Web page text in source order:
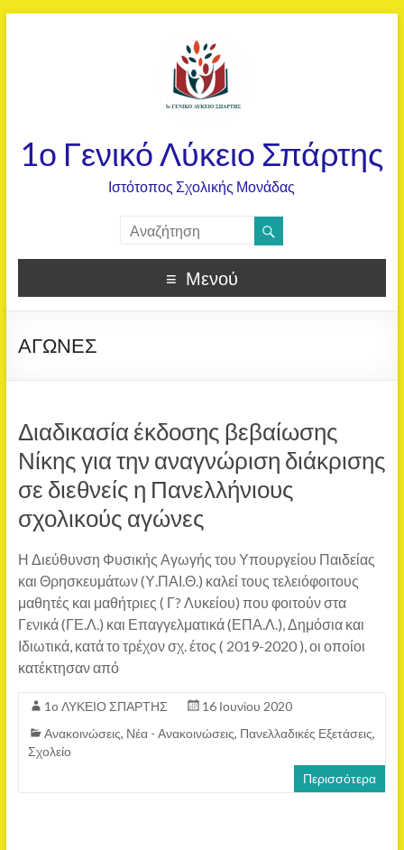
1ο Γενικό Λύκειο Σπάρτης
Ιστότοπος Σχολικής Μονάδας
Μενού
ΑΓΩΝΕΣ
Διαδικασία έκδοσης βεβαίωσης
Νίκης για την αναγνώριση διάκρισης
σε διεθνείς η Πανελλήνιους
σχολικούς αγώνες
Η Διεύθυνση Φυσικής Αγωγής του Υπουργείου Παιδείας
και Θρησκευμάτων (Υ.ΠΑΙ.Θ.) καλεί τους τελειόφοιτους
μαθητές και μαθήτριες ( Γ? Λυκείου) που φοιτούν στα
Γενικά (ΓΕ.Λ.) και Επαγγελματικά (ΕΠΑ.Λ.), Δημόσια και
Ιδιωτικά, κατά το τρέχον σχ. έτος ( 2019-2020 ), οι οποίοι
κατέκτησαν από
1o ΛΥΚΕΙΟ ΣΠΑΡΤΗΣ
16 Ιουνίου 2020
Ανακοινώσεις, Νέα - Ανακοινώσεις, Πανελλαδικές Εξετάσεις,
Σχολείο
Περισσότερα